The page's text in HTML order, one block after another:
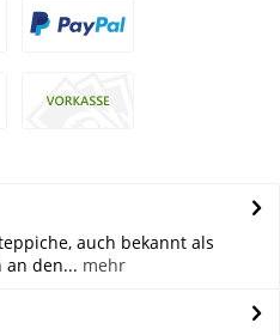
auch bekannt als
an den... mehr